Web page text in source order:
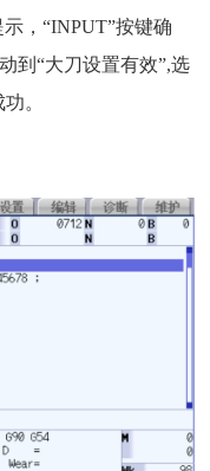
，“INPUT”按键确
到“大刀设置有效”,选
。